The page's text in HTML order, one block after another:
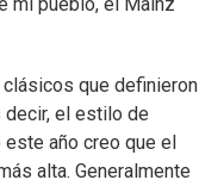
que definieron
decir, el estilo de
año creo que el
alta. Generalmente